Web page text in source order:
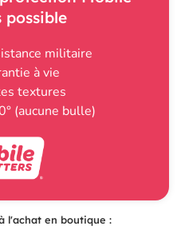
possible
militaire
à vie
textures
(aucune bulle)
l'achat en boutique :